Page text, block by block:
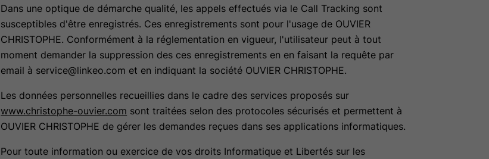
Dans une optique de démarche qualité, les appels effectués via le Call Tracking sont
susceptibles d'être enregistrés. Ces enregistrements sont pour l'usage de OUVIER
CHRISTOPHE. Conformément à la réglementation en vigueur, l'utilisateur peut à tout
moment demander la suppression des ces enregistrements en en faisant la requête par
email à service@linkeo.com et en indiquant la société OUVIER CHRISTOPHE.
Les données personnelles recueillies dans le cadre des services proposés sur
www.christophe-ouvier.com sont traitées selon des protocoles sécurisés et permettent à
OUVIER CHRISTOPHE de gérer les demandes reçues dans ses applications informatiques.
Pour toute information ou exercice de vos droits Informatique et Libertés sur les